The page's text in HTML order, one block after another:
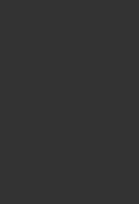
GEN 11 COMPRESSION TENNIS